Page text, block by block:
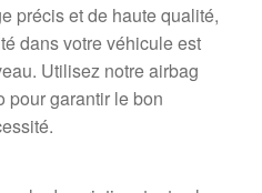
précis et de haute qualité,
dans votre véhicule est
Utilisez notre airbag
pour garantir le bon